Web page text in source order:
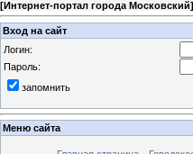
[Интернет-портал города Московский]
Вход на сайт
Логин:
Пароль:
запомнить
Меню сайта